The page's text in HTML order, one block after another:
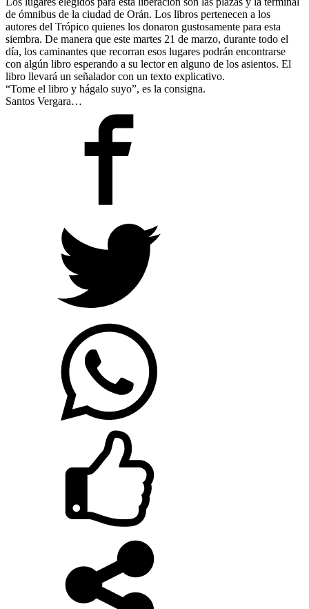
de ómnibus de la ciudad de Orán. Los libros pertenecen a los
autores del Trópico quienes los donaron gustosamente para esta
siembra. De manera que este martes 21 de marzo, durante todo el
día, los caminantes que recorran esos lugares podrán encontrarse
con algún libro esperando a su lector en alguno de los asientos. El
libro llevará un señalador con un texto explicativo.
“Tome el libro y hágalo suyo”, es la consigna.
Santos Vergara…